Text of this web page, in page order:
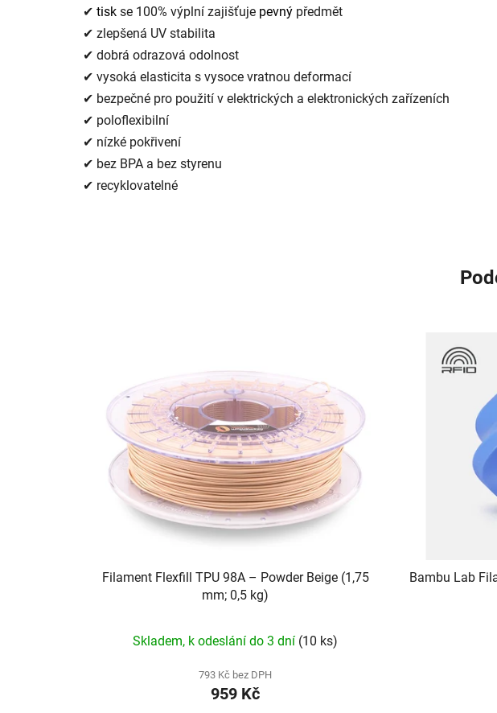
✔ tisk se 100% výplní zajišťuje pevný předmět
✔ zlepšená UV stabilita
✔ dobrá odrazová odolnost
✔ vysoká elasticita s vysoce vratnou deformací
✔ bezpečné pro použití v elektrických a elektronických zařízeních
✔ poloflexibilní
✔ nízké pokřivení
✔ bez BPA a bez styrenu
✔ recyklovatelné
Filament Flexfill TPU 98A – Powder Beige (1,75
mm; 0,5 kg)
Skladem, k odeslání do 3 dní (10 ks)
793 Kč bez DPH
959 Kč
Bambu Lab